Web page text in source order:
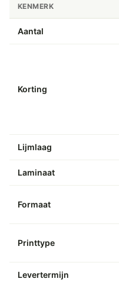
KENMERK
Aantal
Korting
Lijmlaag
Laminaat
Formaat
Printtype
Levertermijn